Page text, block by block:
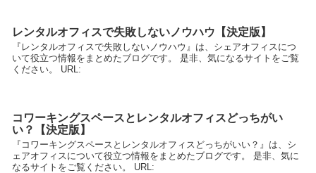
レンタルオフィスで失敗しないノウハウ【決定版】
『レンタルオフィスで失敗しないノウハウ』は、シェアオフィスにつ
いて役立つ情報をまとめたブログです。 是非、気になるサイトをご覧
ください。 URL:
コワーキングスペースとレンタルオフィスどっちがい
い？【決定版】
『コワーキングスペースとレンタルオフィスどっちがいい？』は、シ
ェアオフィスについて役立つ情報をまとめたブログです。 是非、気に
なるサイトをご覧ください。 URL: